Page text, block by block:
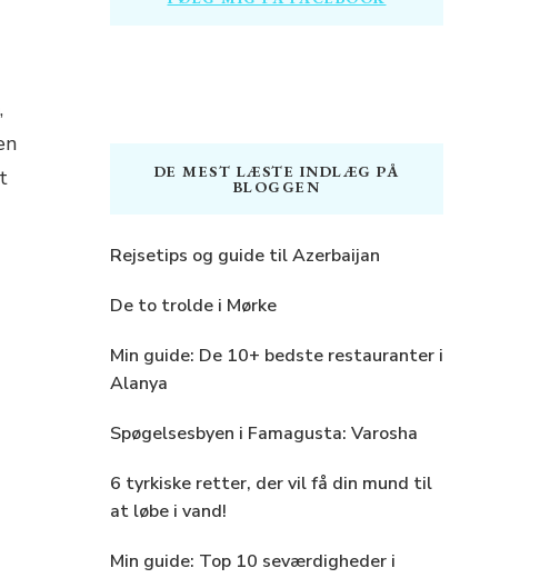
DE MEST LÆSTE INDLÆG PÅ
BLOGGEN
Rejsetips og guide til Azerbaijan
De to trolde i Mørke
Min guide: De 10+ bedste restauranter i
Alanya
Spøgelsesbyen i Famagusta: Varosha
6 tyrkiske retter, der vil få din mund til
at løbe i vand!
Min guide: Top 10 seværdigheder i